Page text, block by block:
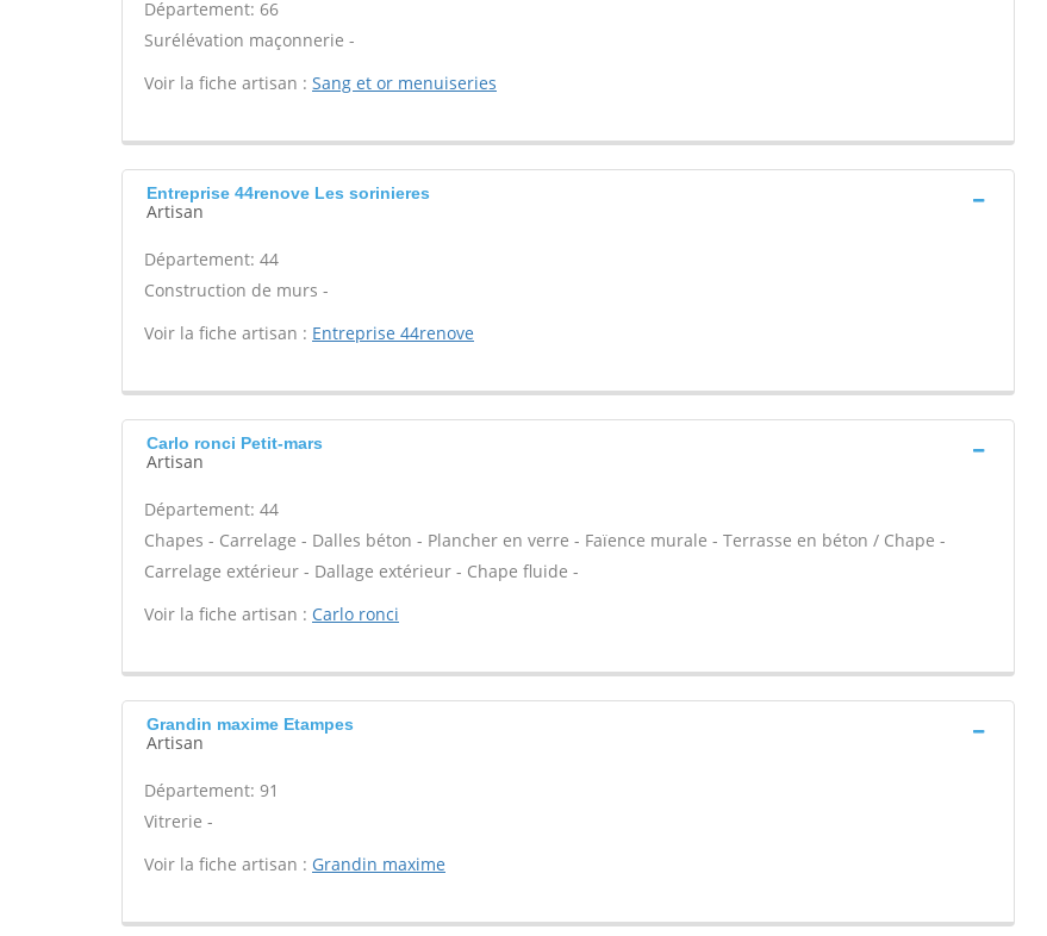
Département: 66
Surélévation maçonnerie -
Voir la fiche artisan : Sang et or menuiseries
Entreprise 44renove Les sorinieres
Artisan
Département: 44
Construction de murs -
Voir la fiche artisan : Entreprise 44renove
Carlo ronci Petit-mars
Artisan
Département: 44
Chapes - Carrelage - Dalles béton - Plancher en verre - Faïence murale - Terrasse en béton / Chape -
Carrelage extérieur - Dallage extérieur - Chape fluide -
Voir la fiche artisan : Carlo ronci
Grandin maxime Etampes
Artisan
Département: 91
Vitrerie -
Voir la fiche artisan : Grandin maxime